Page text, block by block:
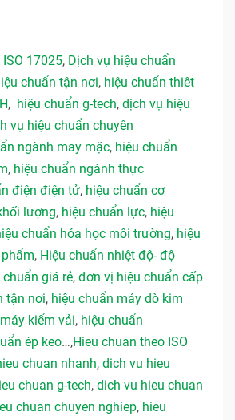
17025, Dịch vụ hiệu chuẩn
chuẩn tận nơi, hiệu chuẩn thiêt
, hiệu chuẩn g-tech, dịch vụ hiệu
vụ hiệu chuẩn chuyên
ngành may mặc, hiệu chuẩn
, hiệu chuẩn ngành thực
điện điện tử, hiệu chuẩn cơ
lượng, hiệu chuẩn lực, hiệu
chuẩn hóa học môi trường, hiệu
, Hiệu chuẩn nhiệt độ- độ
giá rẻ, đơn vị hiệu chuẩn cấp
tận nơi, hiệu chuẩn máy dò kim
kiểm vải, hiệu chuẩn
ép keo…,Hieu chuan theo ISO
chuan nhanh, dich vu hieu
chuan g-tech, dich vu hieu chuan
chuan chuyen nghiep, hieu